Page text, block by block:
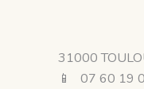
31000
📱 07 60 19